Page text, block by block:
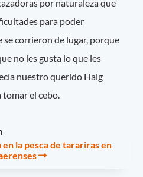
por naturaleza que
para poder
se corrieron de lugar, porque
no les gusta lo que les
nuestro querido Haig
el cebo.
en la pesca de tarariras en